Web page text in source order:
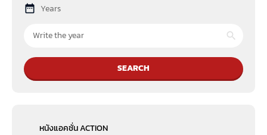
Years
SEARCH
หนังแอคชั่น ACTION